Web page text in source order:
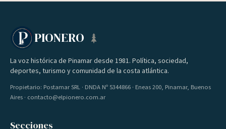
PIONERO
La voz histórica de Pinamar desde 1981. Política, sociedad,
deportes, turismo y comunidad de la costa atlántica.
Propietario: Postamar SRL · DNDA Nº 5344866 · Eneas 200, Pinamar, Buenos
Aires · contacto@elpionero.com.ar
Secciones